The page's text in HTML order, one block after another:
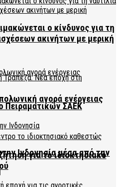
ο κίνδυνος για τη
αγορά ενέργειας
Ινδονησία μέσα από την
ακινήτων με μερική
Πειραματικών ΣΑΕΚ
για το ιδιοκτησιακό